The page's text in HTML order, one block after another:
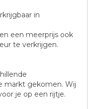
in
een meerprijs ook
te verkrijgen.
markt gekomen. Wij
je op een rijtje.